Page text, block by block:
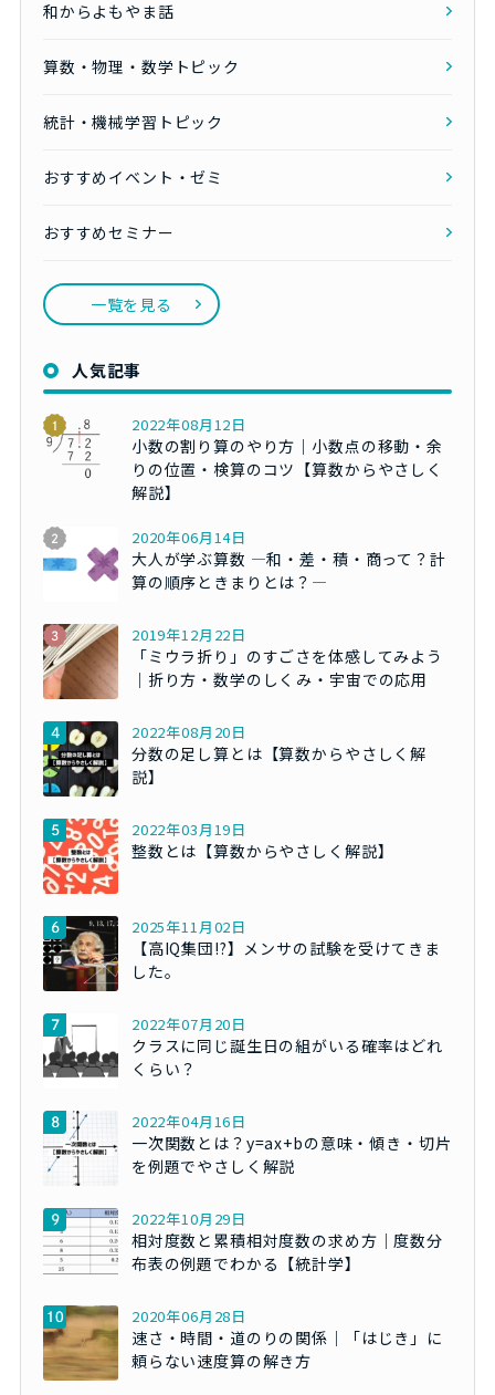
和からよもやま話
算数・物理・数学トピック
統計・機械学習トピック
おすすめイベント・ゼミ
おすすめセミナー
一覧を見る
人気記事
2022年08月12日
小数の割り算のやり方｜小数点の移動・余
りの位置・検算のコツ【算数からやさしく
解説】
2020年06月14日
大人が学ぶ算数 ―和・差・積・商って？計
算の順序ときまりとは？―
2019年12月22日
「ミウラ折り」のすごさを体感してみよう
｜折り方・数学のしくみ・宇宙での応用
2022年08月20日
分数の足し算とは【算数からやさしく解
説】
2022年03月19日
整数とは【算数からやさしく解説】
2025年11月02日
【高IQ集団!?】メンサの試験を受けてきま
した。
2022年07月20日
クラスに同じ誕生日の組がいる確率はどれ
くらい？
2022年04月16日
一次関数とは？y=ax+bの意味・傾き・切片
を例題でやさしく解説
2022年10月29日
相対度数と累積相対度数の求め方｜度数分
布表の例題でわかる【統計学】
2020年06月28日
速さ・時間・道のりの関係｜「はじき」に
頼らない速度算の解き方